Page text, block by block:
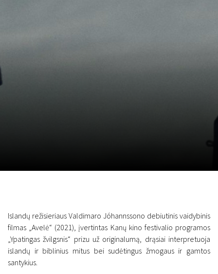
Islandų režisieriaus Valdimaro Jóhannssono debiutinis vaidybinis
filmas „Avelė“ (2021), įvertintas Kanų kino festivalio programos
„Ypatingas žvilgsnis“ prizu už originalumą, drąsiai interpretuoja
islandų ir biblinius mitus bei sudėtingus žmogaus ir gamtos
santykius.